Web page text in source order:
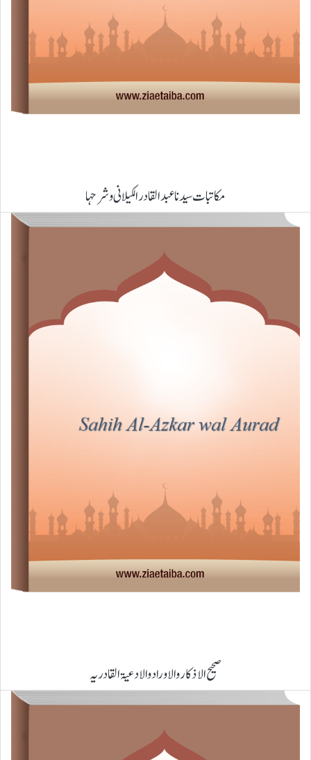
مکاتبات سیدنا عبدالقادر الکیلانی و شرحہا
صحیح الاذکار والاوراد والادعیۃ القادریہ